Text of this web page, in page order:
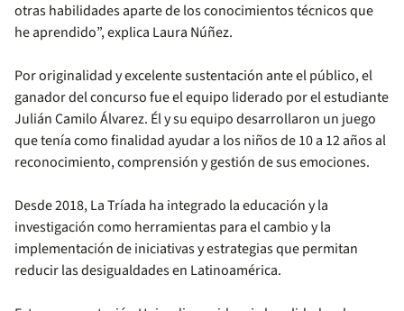
otras habilidades aparte de los conocimientos técnicos que
he aprendido”, explica Laura Núñez.
Por originalidad y excelente sustentación ante el público, el
ganador del concurso fue el equipo liderado por el estudiante
Julián Camilo Álvarez. Él y su equipo desarrollaron un juego
que tenía como finalidad ayudar a los niños de 10 a 12 años al
reconocimiento, comprensión y gestión de sus emociones.
Desde 2018, La Tríada ha integrado la educación y la
investigación como herramientas para el cambio y la
implementación de iniciativas y estrategias que permitan
reducir las desigualdades en Latinoamérica.